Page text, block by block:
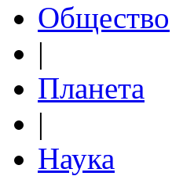
Общество
|
Планета
|
Наука